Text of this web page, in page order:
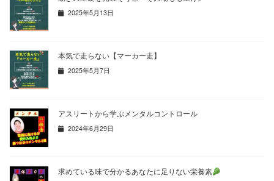
2025年5月13日
本気で走らない【マーカー走】
2025年5月7日
アスリートから学ぶメンタルコントロール
2024年6月29日
求めている味で分かるあなたに足りない栄養素